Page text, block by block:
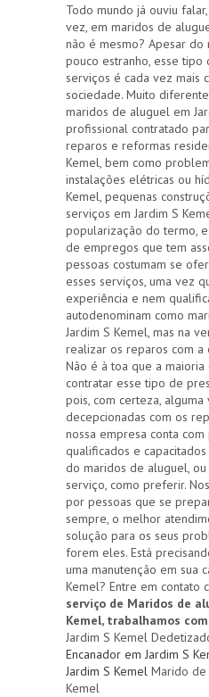
Todo mundo já ouviu
vez, em maridos de
não é mesmo? Apesar do
pouco estranho, esse
serviços é cada vez mais
sociedade. Muito
maridos de aluguel em
profissional contratado
reparos e reformas
Kemel, bem como
instalações elétricas ou
Kemel, pequenas
serviços em Jardim S
popularização do termo,
de empregos que tem
pessoas costumam se
esses serviços, uma vez
experiência e nem
autodenominam como
Jardim S Kemel, mas na
realizar os reparos com a
Não é à toa que a
contratar esse tipo de
pois, com certeza,
decepcionadas com os
nossa empresa conta
qualificados e
do maridos de aluguel,
serviço, como preferir.
por pessoas que se
sempre, o melhor
solução para os seus
forem eles. Está
uma manutenção em sua
Kemel? Entre em
serviço de Maridos de
Kemel, trabalhamos
Jardim S Kemel
Encanador em Jardim S
Jardim S Kemel Marido de
Kemel